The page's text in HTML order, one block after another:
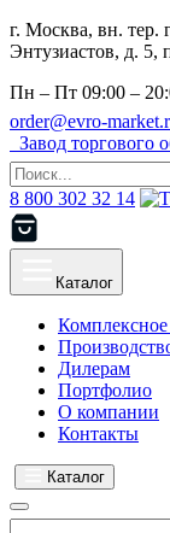
г. Москва, вн. тер.
Энтузиастов, д. 5,
Пн – Пт 09:00 –
order@evro-
Завод торгового
8 800 302 32 14
Каталог
Дилерам
Портфолио
О компании
Контакты
Каталог